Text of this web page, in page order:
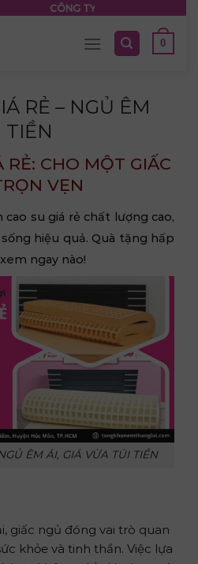
CÔNG TY TNHH NỆM THẮNG LỢI
0
RẺ – NGỦ ÊM
TIỀN
RẺ: CHO MỘT GIẤC
VẸN
cao su giá rẻ chất lượng cao,
hiệu quả. Quà tặng hấp
ngay nào!
ÊM ÁI, GIÁ VỪA TÚI TIỀN
giấc ngủ đóng vai trò quan
khỏe và tinh thần. Việc lựa